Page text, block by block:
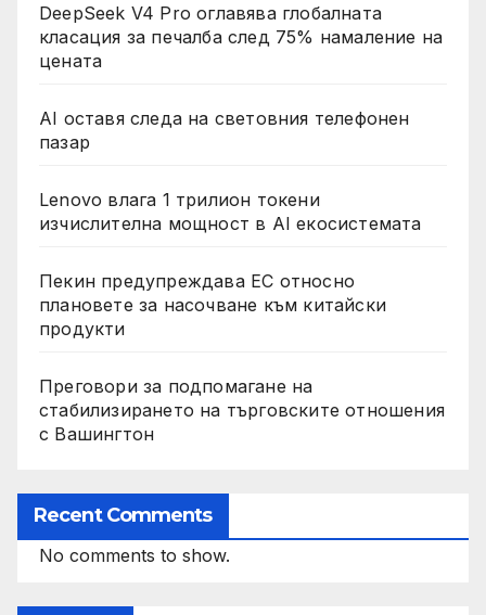
DeepSeek V4 Pro оглавява глобалната
класация за печалба след 75% намаление на
цената
AI оставя следа на световния телефонен
пазар
Lenovo влага 1 трилион токени
изчислителна мощност в AI екосистемата
Пекин предупреждава ЕС относно
плановете за насочване към китайски
продукти
Преговори за подпомагане на
стабилизирането на търговските отношения
с Вашингтон
Recent Comments
No comments to show.